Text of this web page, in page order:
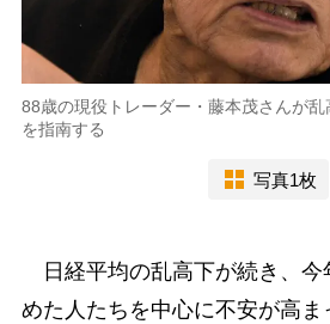
88歳の現役トレーダー・藤本茂さんが
を指南する
写真1枚
日経平均の乱高下が続き、今
めた人たちを中心に不安が高ま